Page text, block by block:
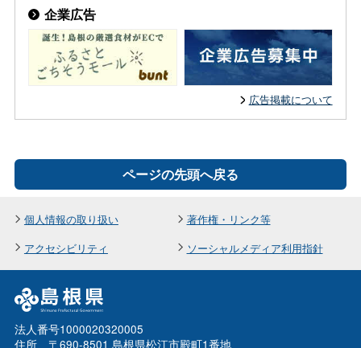
企業広告
広告掲載について
ページの先頭へ戻る
個人情報の取り扱い
著作権・リンク等
アクセシビリティ
ソーシャルメディア利用指針
法人番号1000020320005
住所 〒690-8501 島根県松江市殿町1番地